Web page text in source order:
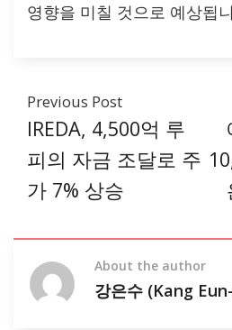
영향을 미칠 것으로 예상됩
Previous Post
IREDA, 4,500억 루
피의 자금 조달로 주
가 7% 상승
About the author
강은수 (Kang